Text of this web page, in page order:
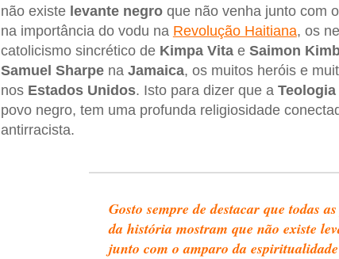
não existe levante negroque não venha junto com
na importância do vodu na Revolução Haitiana, os
catolicismo sincrético de Kimpa Vitae Saimon
Samuel Sharpena Jamaica, os muitos heróis e
nos Estados Unidos. Isto para dizer que a Teologia
povo negro, tem uma profunda religiosidade
antirracista.
Gosto sempre de destacar que todas
da história mostram que não existe
junto com o amparo da